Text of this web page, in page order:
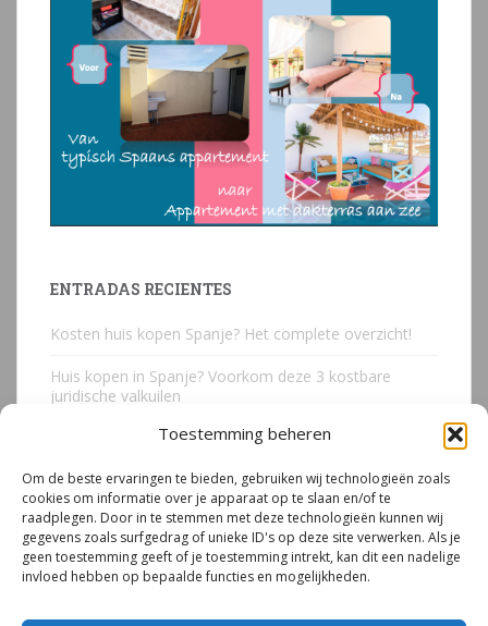
Toestemming beheren
Om de beste ervaringen te bieden, gebruiken wij technologieën zoals
cookies om informatie over je apparaat op te slaan en/of te
raadplegen. Door in te stemmen met deze technologieën kunnen wij
gegevens zoals surfgedrag of unieke ID's op deze site verwerken. Als je
geen toestemming geeft of je toestemming intrekt, kan dit een nadelige
invloed hebben op bepaalde functies en mogelijkheden.
ENTRADAS RECIENTES
Kosten huis kopen Spanje? Het complete overzicht!
Huis kopen in Spanje? Voorkom deze 3 kostbare
juridische valkuilen
Due Diligence Spaans vastgoed
Emigreren naar Spanje Expert Call | Illegaal bouwen
door Mirjam van Riet (jan 2026)
Illegale bouw Spanje